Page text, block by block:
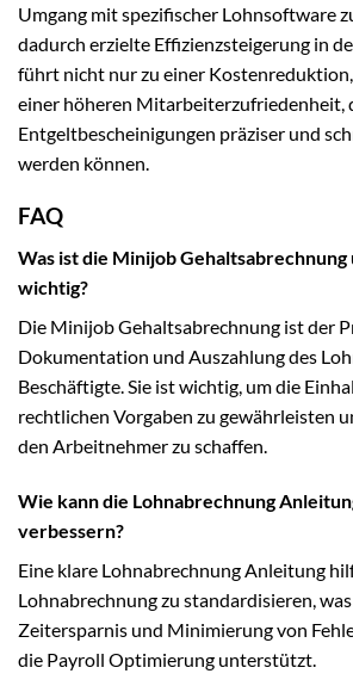
Umgang mit spezifischer Lohnsoftware
dadurch erzielte Effizienzsteigerung in
führt nicht nur zu einer
einer höheren Mitarbeiterzufriedenheit,
Entgeltbescheinigungen präziser und
werden können.
FAQ
Was ist die Minijob Gehaltsabrechnung
wichtig?
Die Minijob Gehaltsabrechnung ist der
Dokumentation und Auszahlung des
Beschäftigte. Sie ist wichtig, um die
rechtlichen Vorgaben zu gewährleisten
den Arbeitnehmer zu schaffen.
Wie kann die Lohnabrechnung
verbessern?
Eine klare Lohnabrechnung Anleitung
Lohnabrechnung zu standardisieren,
Zeitersparnis und Minimierung von
die Payroll Optimierung unterstützt.